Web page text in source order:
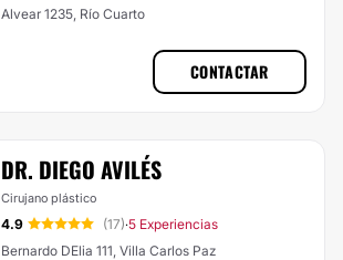
Alvear 1235, Río Cuarto
CONTACTAR
DR. DIEGO AVILÉS
Cirujano plástico
4.9 (17)·5 Experiencias
Bernardo DElia 111, Villa Carlos Paz